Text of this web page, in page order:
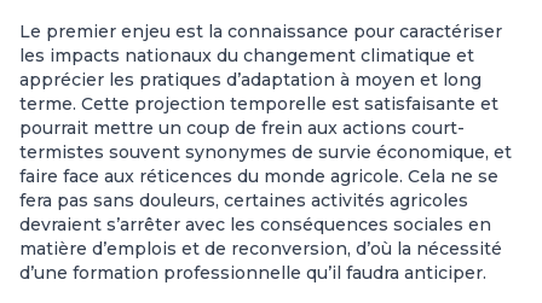
Le premier enjeu est la connaissance pour caractériser
les impacts nationaux du changement climatique et
apprécier les pratiques d’adaptation à moyen et long
terme. Cette projection temporelle est satisfaisante et
pourrait mettre un coup de frein aux actions court-
termistes souvent synonymes de survie économique, et
faire face aux réticences du monde agricole. Cela ne se
fera pas sans douleurs, certaines activités agricoles
devraient s’arrêter avec les conséquences sociales en
matière d’emplois et de reconversion, d’où la nécessité
d’une formation professionnelle qu’il faudra anticiper.